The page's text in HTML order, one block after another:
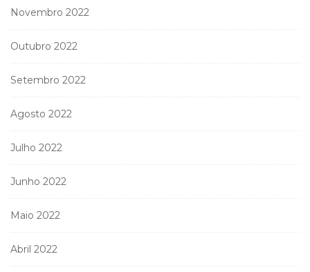
Novembro 2022
Outubro 2022
Setembro 2022
Agosto 2022
Julho 2022
Junho 2022
Maio 2022
Abril 2022